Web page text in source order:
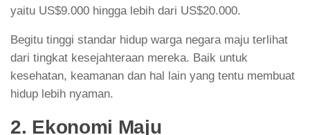
yaitu US$9.000 hingga lebih dari US$20.000.
Begitu tinggi standar hidup warga negara maju terlihat
dari tingkat kesejahteraan mereka. Baik untuk
kesehatan, keamanan dan hal lain yang tentu membuat
hidup lebih nyaman.
2. Ekonomi Maju